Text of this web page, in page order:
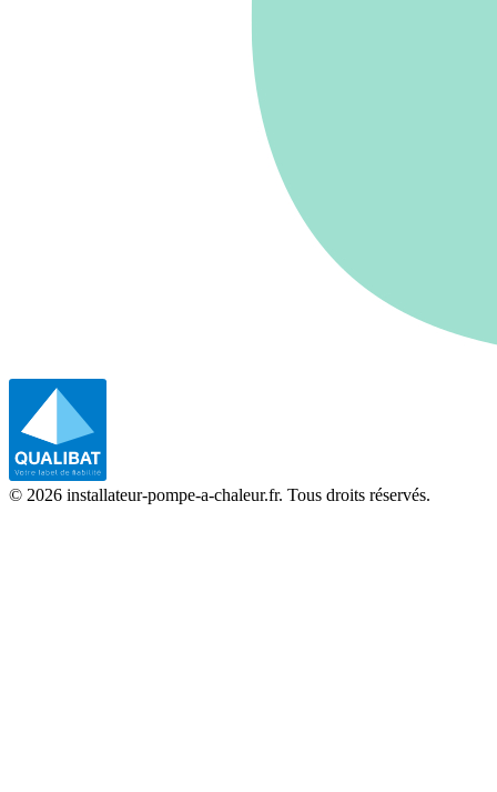
© 2026 installateur-pompe-a-chaleur.fr. Tous droits réservés.